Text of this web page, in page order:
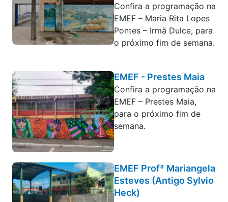
Confira a programação na
EMEF – Maria Rita Lopes
Pontes – Irmã Dulce, para
o próximo fim de semana.
EMEF - Prestes Maia
Confira a programação na
EMEF – Prestes Maia,
para o próximo fim de
semana.
EMEF Profª Mariangela
Esteves (Antigo Sylvio
Heck)